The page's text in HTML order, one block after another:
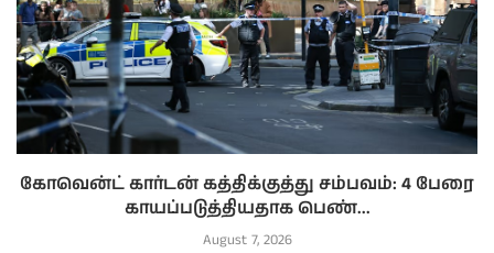
கோவென்ட் கார்டன் கத்திக்குத்து சம்பவம்: 4 பேரை
காயப்படுத்தியதாக பெண்...
August 7, 2026